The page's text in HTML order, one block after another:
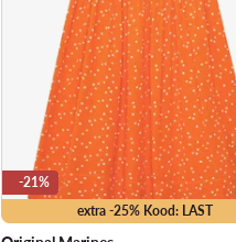
extra -25% Kood: LAST
-21%